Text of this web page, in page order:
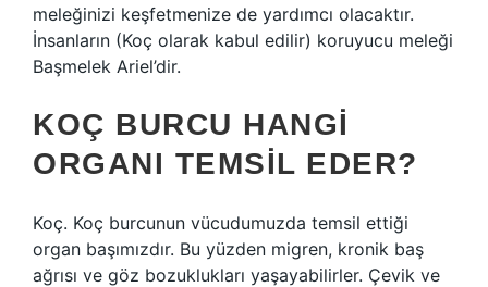
meleğinizi keşfetmenize de yardımcı olacaktır.
İnsanların (Koç olarak kabul edilir) koruyucu meleği
Başmelek Ariel’dir.
KOÇ BURCU HANGI
ORGANI TEMSIL EDER?
Koç. Koç burcunun vücudumuzda temsil ettiği
organ başımızdır. Bu yüzden migren, kronik baş
ağrısı ve göz bozuklukları yaşayabilirler. Çevik ve